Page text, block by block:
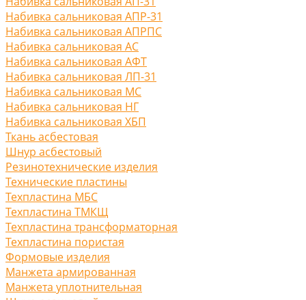
Набивка сальниковая АПР-31
Набивка сальниковая АПРПС
Набивка сальниковая АС
Набивка сальниковая АФТ
Набивка сальниковая ЛП-31
Набивка сальниковая МС
Набивка сальниковая НГ
Набивка сальниковая ХБП
Ткань асбестовая
Шнур асбестовый
Резинотехнические изделия
Технические пластины
Техпластина МБС
Техпластина ТМКЩ
Техпластина трансформаторная
Техпластина пористая
Формовые изделия
Манжета армированная
Манжета уплотнительная